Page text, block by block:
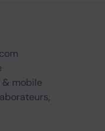
mobile